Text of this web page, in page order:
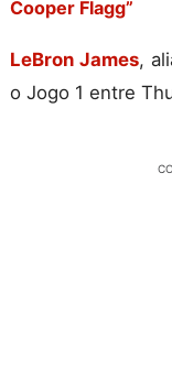
Cooper Flagg”
LeBron James,
o Jogo 1 entre